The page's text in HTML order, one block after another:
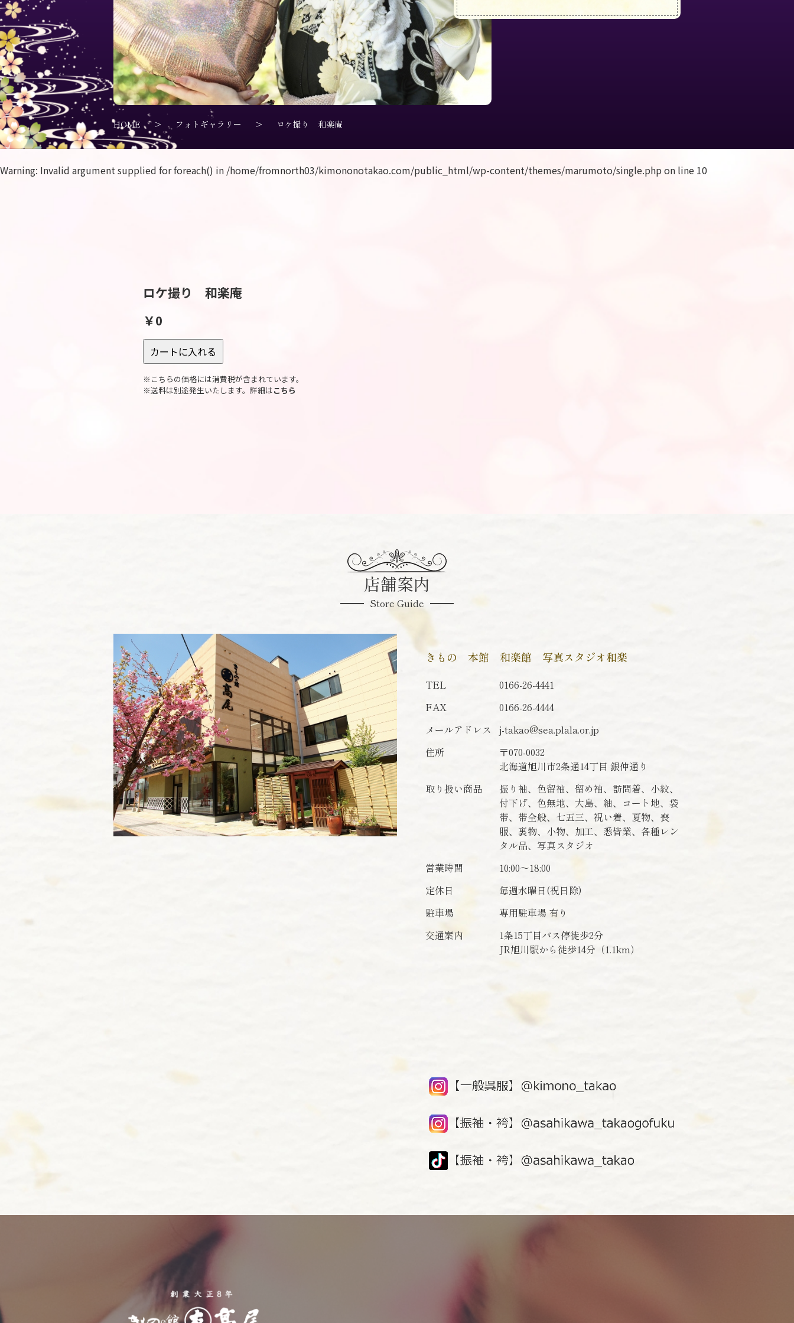
HOME > フォトギャラリー > ロケ撮り 和楽庵
Warning: Invalid argument supplied for foreach() in /home/fromnorth03/kimononotakao.com/public_html/wp-content/themes/marumoto/single.phpon line 10
ロケ撮り 和楽庵
￥0
※こちらの価格には消費税が含まれています。
※送料は別途発生いたします。詳細はこちら
店舗案内
Store Guide
きもの 本館 和楽館 写真スタジオ和楽
TEL
0166-26-4441
FAX
0166-26-4444
メールアドレス
j-takao@sea.plala.or.jp
住所
〒070-0032
北海道旭川市2条通14丁目 銀仲通り
取り扱い商品
振り袖、色留袖、留め袖、訪問着、小紋、
付下げ、色無地、大島、紬、コート地、袋
帯、帯全般、七五三、祝い着、夏物、喪
服、裏物、小物、加工、悉皆業、各種レン
タル品、写真スタジオ
営業時間
10:00～18:00
定休日
毎週水曜日(祝日除)
駐車場
専用駐車場 有り
交通案内
1条15丁目バス停徒歩2分
JR旭川駅から徒歩14分（1.1km）